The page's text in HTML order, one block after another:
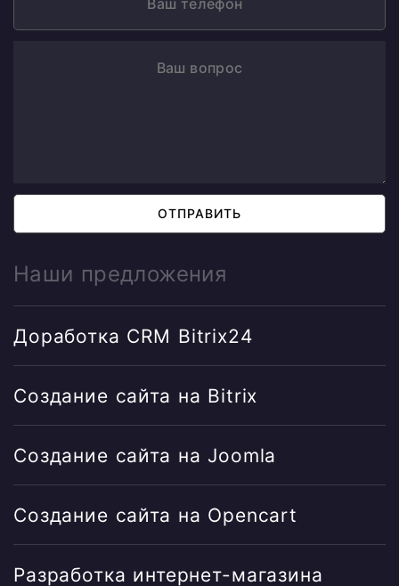
ОТПРАВИТЬ
Наши предложения
Доработка CRM Bitrix24
Создание сайта на Bitrix
Создание сайта на Joomla
Создание сайта на Opencart
Разработка интернет-магазина